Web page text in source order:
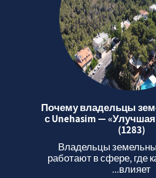
Почему владельцы
с Unehasim —
(1283)
Владельцы
работают в сфере, где
влияет...